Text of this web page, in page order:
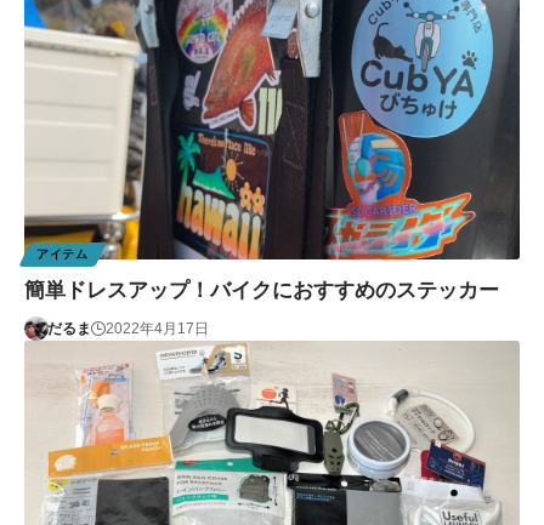
アイテム
簡単ドレスアップ！バイクにおすすめのステッカー
だるま 2022年4月17日